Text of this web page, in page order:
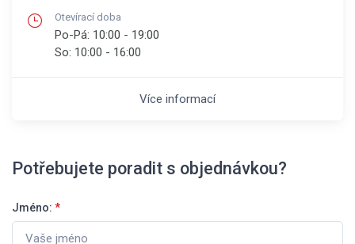
Otevírací doba
Po-Pá: 10:00 - 19:00
So: 10:00 - 16:00
Více informací
Potřebujete poradit s objednávkou?
Jméno: *